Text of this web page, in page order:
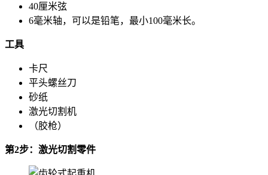
40厘米弦
6毫米轴，可以是铅笔，最小100毫米长。
工具
卡尺
平头螺丝刀
砂纸
激光切割机
（胶枪）
第2步：激光切割零件